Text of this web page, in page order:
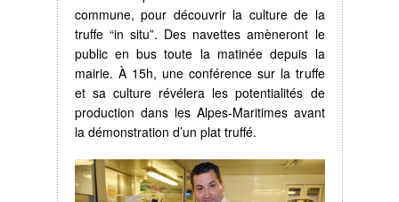
commune, pour découvrir la culture de la
truffe “in situ”. Des navettes amèneront le
public en bus toute la matinée depuis la
mairie. À 15h, une conférence sur la truffe
et sa culture révélera les potentialités de
production dans les Alpes-Maritimes avant
la démonstration d’un plat truffé.